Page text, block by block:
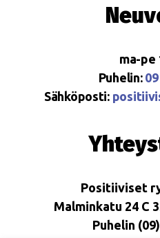
ma-pe
Puhelin:
Sähköposti:
Positiiviset
Malminkatu 24 C
Puhelin